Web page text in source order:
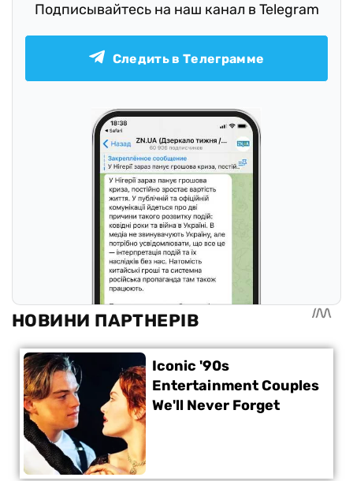
Подписывайтесь на наш канал в Telegram
Следить в Телеграмме